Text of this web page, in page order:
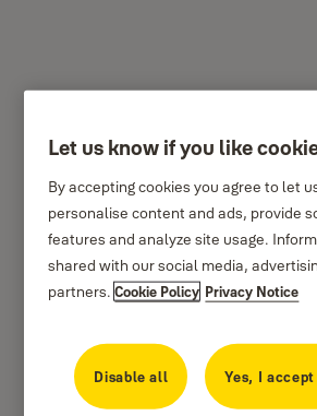
Tietoilmoitus
Tietoilmoitus Yale-älytuotteista
älytallelokerot, älykamerat,
yhdistetty älylaitteisiin).
Valmistaja ja palveluntarjoaja:
Communications Ltd,
Business Centre, Ballymount,
Let us know if you like
By accepting cookies you agree to let
personalise content and ads, provide
features and analyze site usage.
shared with our social media,
partners.Cookie Policy Privacy Notice
Disable all Yes, I